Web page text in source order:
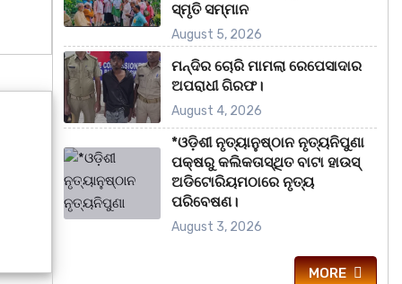
ସ୍ମୃତି ସମ୍ମାନ
August 5, 2026
ମନ୍ଦିର ଚୋରି ମାମଲା ରେପେସାଦାର
ଅପରାଧୀ ଗିରଫ।
August 4, 2026
*ଓଡ଼ିଶୀ ନୃତ୍ୟାନୁଷ୍ଠାନ ନୃତ୍ୟନିପୁଣା
ପକ୍ଷରୁ କଲିକତାସ୍ଥିତ ବାଟା ହାଉସ୍
ଅଡିଟୋରିୟମଠାରେ ନୃତ୍ୟ
ପରିବେଷଣ।
August 3, 2026
MORE